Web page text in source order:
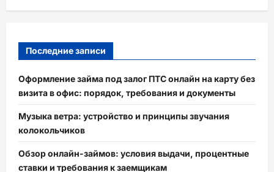
Последние записи
Оформление займа под залог ПТС онлайн на карту без
визита в офис: порядок, требования и документы
Музыка ветра: устройство и принципы звучания
колокольчиков
Обзор онлайн-займов: условия выдачи, процентные
ставки и требования к заемщикам